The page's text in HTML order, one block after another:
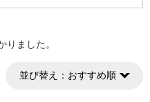
りました。
並び替え： おすすめ順